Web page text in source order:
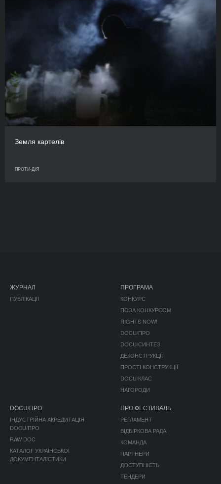
Земля картелів
ПРОТИ-ДІЯ
ЖУРНАЛ
ПУБЛІКАЦІЇ
ПРОГРАМА
КОНКУРС
ПОЗА КОНКУРСОМ
RIGHTS NOW!
DOCU/ПРО
DOCU/СИНТЕЗ
ДЕКОНСТРУКЦІЇ
ПРОСТІ КОНСТРУКЦІЇ
DOCU/КЛАС
НАГОРОДИ
DOCU/ПРО
ІНДУСТРІЙНА АКРЕДИТАЦІЯ
DOCU/ПРО
RAW DOC
КАТАЛОГ УКРАЇНСЬКОЇ
ДОКУМЕНТАЛІСТИКИ
ПРО ФЕСТИВАЛЬ
РЕГЛАМЕНТ
ВІДБІРКОВА РАДА
КОМАНДА
ПАРТНЕРИ
ДОСТУПНІСТЬ
ТЕНДЕРИ